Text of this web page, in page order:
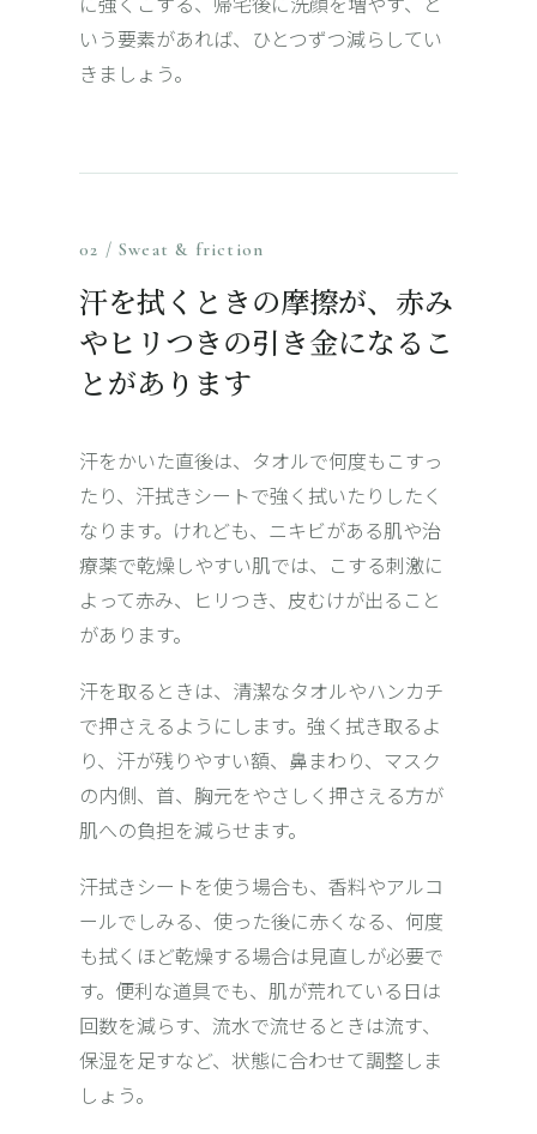
いう要素があれば、ひとつずつ減らしてい
きましょう。
02 / Sweat & friction
汗を拭くときの摩擦が、赤み
やヒリつきの引き金になるこ
とがあります
汗をかいた直後は、タオルで何度もこすっ
たり、汗拭きシートで強く拭いたりしたく
なります。けれども、ニキビがある肌や治
療薬で乾燥しやすい肌では、こする刺激に
よって赤み、ヒリつき、皮むけが出ること
があります。
汗を取るときは、清潔なタオルやハンカチ
で押さえるようにします。強く拭き取るよ
り、汗が残りやすい額、鼻まわり、マスク
の内側、首、胸元をやさしく押さえる方が
肌への負担を減らせます。
汗拭きシートを使う場合も、香料やアルコ
ールでしみる、使った後に赤くなる、何度
も拭くほど乾燥する場合は見直しが必要で
す。便利な道具でも、肌が荒れている日は
回数を減らす、流水で流せるときは流す、
保湿を足すなど、状態に合わせて調整しま
しょう。